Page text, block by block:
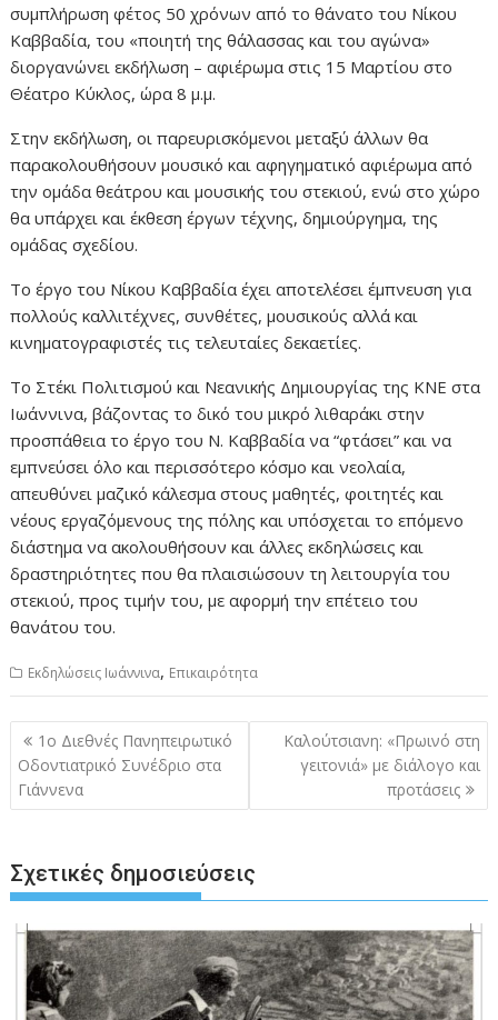
συμπλήρωση φέτος 50 χρόνων από το θάνατο του Νίκου
Καββαδία, του «ποιητή της θάλασσας και του αγώνα»
διοργανώνει εκδήλωση – αφιέρωμα στις 15 Μαρτίου στο
Θέατρο Κύκλος, ώρα 8 μ.μ.
Στην εκδήλωση, οι παρευρισκόμενοι μεταξύ άλλων θα
παρακολουθήσουν μουσικό και αφηγηματικό αφιέρωμα από
την ομάδα θεάτρου και μουσικής του στεκιού, ενώ στο χώρο
θα υπάρχει και έκθεση έργων τέχνης, δημιούργημα, της
ομάδας σχεδίου.
Το έργο του Νίκου Καββαδία έχει αποτελέσει έμπνευση για
πολλούς καλλιτέχνες, συνθέτες, μουσικούς αλλά και
κινηματογραφιστές τις τελευταίες δεκαετίες.
Το Στέκι Πολιτισμού και Νεανικής Δημιουργίας της ΚΝΕ στα
Ιωάννινα, βάζοντας το δικό του μικρό λιθαράκι στην
προσπάθεια το έργο του Ν. Καββαδία να “φτάσει” και να
εμπνεύσει όλο και περισσότερο κόσμο και νεολαία,
απευθύνει μαζικό κάλεσμα στους μαθητές, φοιτητές και
νέους εργαζόμενους της πόλης και υπόσχεται το επόμενο
διάστημα να ακολουθήσουν και άλλες εκδηλώσεις και
δραστηριότητες που θα πλαισιώσουν τη λειτουργία του
στεκιού, προς τιμήν του, με αφορμή την επέτειο του
θανάτου του.
Εκδηλώσεις Ιωάννινα, Επικαιρότητα
Πλοήγηση
άρθρων
1ο Διεθνές Πανηπειρωτικό
Οδοντιατρικό Συνέδριο στα
Γιάννενα
Καλούτσιανη: «Πρωινό στη
γειτονιά» με διάλογο και
προτάσεις
Σχετικές δημοσιεύσεις